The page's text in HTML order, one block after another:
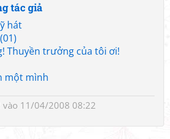
tác giả
hát
Thuyền trưởng của tôi ơi!
một mình
vào 11/04/2008 08:22